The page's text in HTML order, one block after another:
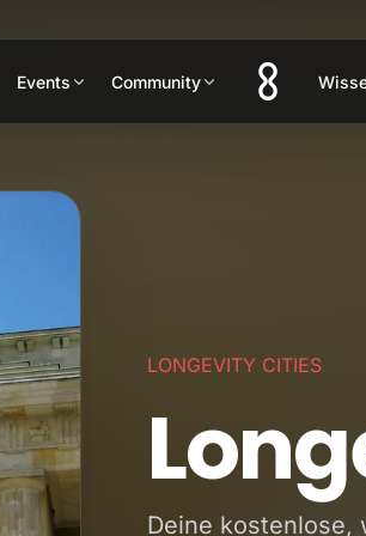
Events Community
LONGEVITY CITIES
Deine kostenlose,